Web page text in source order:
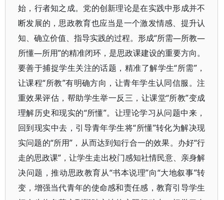
始，行者知之成。党的创新理论是在实践中形成并不
断发展的，思政教育也应当是一个激发情感、提升认
知、确立价值、指导实践的过程。形成“所需—所教—
所懂—所用”的精准闭环，是思政课建设的重要方向。
要善于捕捉学生关注的话题，精准了解学生“所需”，
让课程“所教”有明确方向，让青年学生认同信服。注
重效果评估，帮助学生举一反三，让课堂“所教”变成
理解历史和现实的“所懂”。让理论学习从问题中来，
回到现实中去，引导青年学生将“所懂”转化为解决现
实问题的“所用”，从而达到知行合一的效果。办好“行
走的思政课”，让学生走出校门感知社情民意、亲身解
决问题，推动思政教育从“书本说理”向“大地叙事”转
变，增强当代青年的使命感和责任感，教育引导学生